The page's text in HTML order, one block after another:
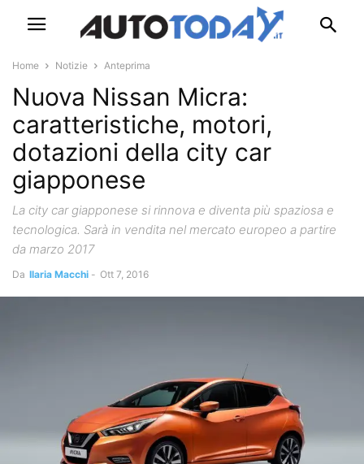
Home Notizie Anteprima
Nuova Nissan Micra:
caratteristiche, motori,
dotazioni della city car
giapponese
La city car giapponese si rinnova e diventa più spaziosa e
tecnologica. Sarà in vendita nel mercato europeo a partire
da marzo 2017
Da Ilaria Macchi - Ott 7, 2016